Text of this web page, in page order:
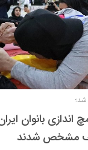
شد؛
اندازی بانوان
مشخص شدند